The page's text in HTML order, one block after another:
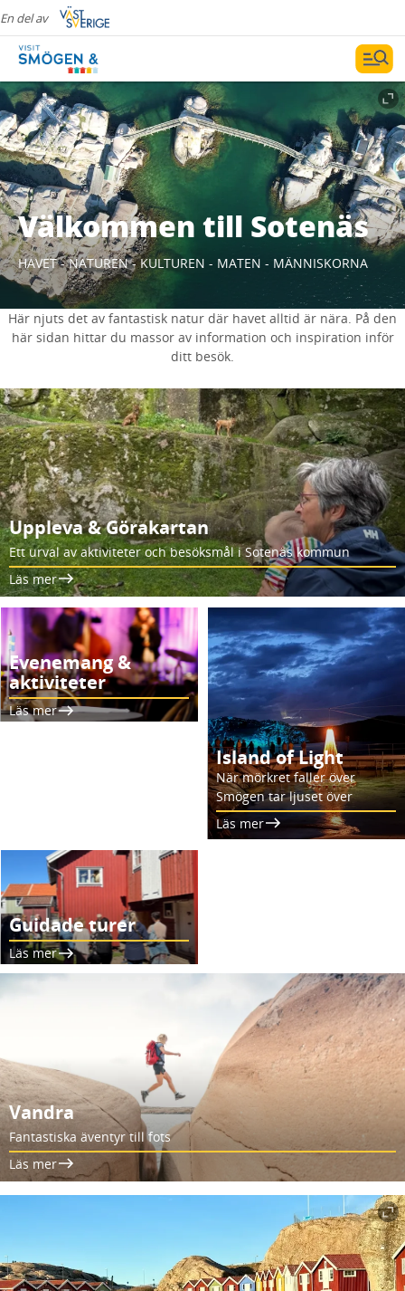
En del av
Välkommen till Sotenäs
HAVET - NATUREN - KULTUREN - MATEN - MÄNNISKORNA
Här njuts det av fantastisk natur där havet alltid är nära. På den
här sidan hittar du massor av information och inspiration inför
ditt besök.
Uppleva & Görakartan
Ett urval av aktiviteter och besöksmål i Sotenäs kommun
Läs mer
Evenemang &
aktiviteter
Läs mer
Island of Light
När mörkret faller över
Smögen tar ljuset över
Läs mer
Guidade turer
Läs mer
Vandra
Fantastiska äventyr till fots
Läs mer